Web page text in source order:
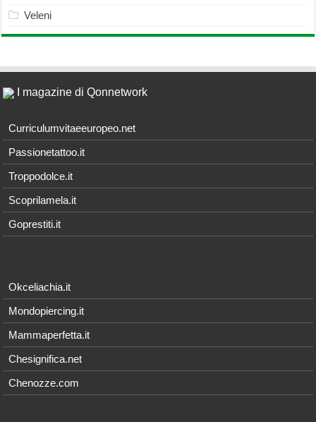
Veleni
I magazine di Qonnetwork
Curriculumvitaeeuropeo.net
Passionetattoo.it
Troppodolce.it
Scoprilamela.it
Goprestiti.it
Okceliachia.it
Mondopiercing.it
Mammaperfetta.it
Chesignifica.net
Chenozze.com